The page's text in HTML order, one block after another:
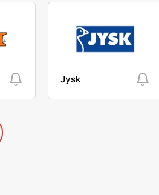
Jysk